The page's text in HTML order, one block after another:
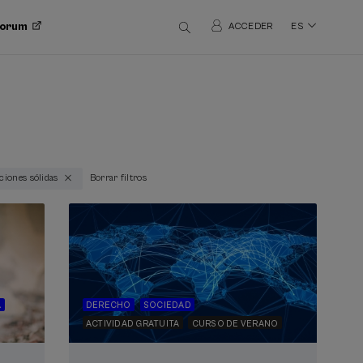
ACCEDER ES
sólidas Borrar filtros
DERECHO
SOCIEDAD
ACTIVIDAD GRATUITA
CURSO DE VERANO